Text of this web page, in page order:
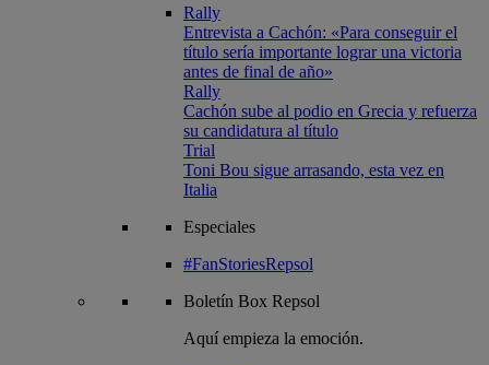
Rally
Entrevista a Cachón: «Para conseguir el
título sería importante lograr una victoria
antes de final de año»
Rally
Cachón sube al podio en Grecia y refuerza
su candidatura al título
Trial
Toni Bou sigue arrasando, esta vez en
Italia
Especiales
#FanStoriesRepsol
Boletín Box Repsol
Aquí empieza la emoción.